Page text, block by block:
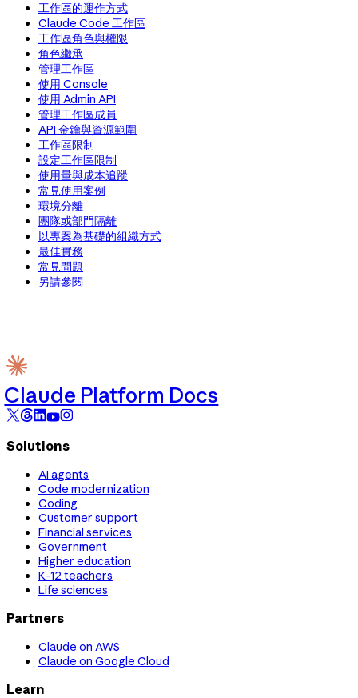
工作區的運作方式
Claude Code 工作區
工作區角色與權限
角色繼承
管理工作區
使用 Console
使用 Admin API
管理工作區成員
API 金鑰與資源範圍
工作區限制
設定工作區限制
使用量與成本追蹤
常見使用案例
環境分離
團隊或部門隔離
以專案為基礎的組織方式
最佳實務
常見問題
另請參閱
Claude Platform Docs
Solutions
AI agents
Code modernization
Coding
Customer support
Financial services
Government
Higher education
K-12 teachers
Life sciences
Partners
Claude on AWS
Claude on Google Cloud
Learn